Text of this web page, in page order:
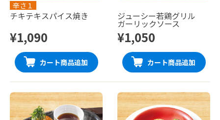
辛さ１
チキテキスパイス焼き
¥1,090
カート商品追加
ジューシー若鶏グリル
ガーリックソース
¥1,050
カート商品追加